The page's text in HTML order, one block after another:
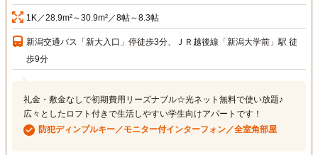
1K／28.9m²～30.9m²／8帖～8.3帖
新潟交通バス「新大入口」停徒歩3分、ＪＲ越後線「新潟大学前」駅 徒
歩9分
礼金・敷金なしで初期費用リーズナブル☆光ネット無料で使い放題♪
広々としたロフト付きで生活しやすい学生向けアパートです！
防犯ディンプルキー／モニター付インターフォン／全室角部屋